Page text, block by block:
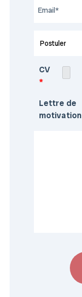
CV
*
Lettre de
motivation